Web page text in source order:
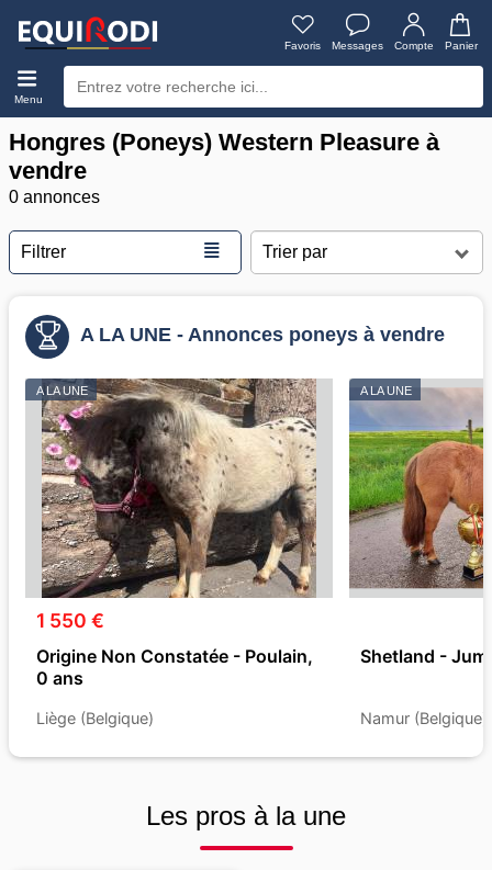
Favoris Messages Compte Panier
Menu
Hongres (Poneys) Western Pleasure à
vendre
0 annonces
Filtrer ≣
A LA UNE - Annonces poneys à vendre
A LA UNE
1 550 €
Origine Non Constatée - Poulain,
0 ans
Liège (Belgique)
A LA UNE
Shetland -
Namur (Belgique)
Les pros à la une